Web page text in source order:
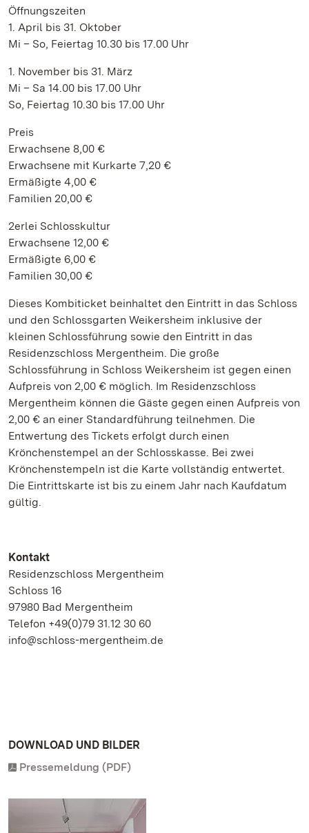
Öffnungszeiten
1. April bis 31. Oktober
Mi – So, Feiertag 10.30 bis 17.00 Uhr
1. November bis 31. März
Mi – Sa 14.00 bis 17.00 Uhr
So, Feiertag 10.30 bis 17.00 Uhr
Preis
Erwachsene 8,00 €
Erwachsene mit Kurkarte 7,20 €
Ermäßigte 4,00 €
Familien 20,00 €
2erlei Schlosskultur
Erwachsene 12,00 €
Ermäßigte 6,00 €
Familien 30,00 €
Dieses Kombiticket beinhaltet den Eintritt in das Schloss
und den Schlossgarten Weikersheim inklusive der
kleinen Schlossführung sowie den Eintritt in das
Residenzschloss Mergentheim. Die große
Schlossführung in Schloss Weikersheim ist gegen einen
Aufpreis von 2,00 € möglich. Im Residenzschloss
Mergentheim können die Gäste gegen einen Aufpreis von
2,00 € an einer Standardführung teilnehmen. Die
Entwertung des Tickets erfolgt durch einen
Krönchenstempel an der Schlosskasse. Bei zwei
Krönchenstempeln ist die Karte vollständig entwertet.
Die Eintrittskarte ist bis zu einem Jahr nach Kaufdatum
gültig.
Kontakt
Residenzschloss Mergentheim
Schloss 16
97980 Bad Mergentheim
Telefon +49(0)79 31.12 30 60
info@schloss-mergentheim.de
DOWNLOAD UND BILDER
Pressemeldung (PDF)